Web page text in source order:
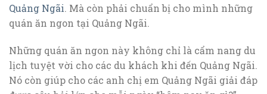
Quảng Ngãi. Mà còn phải chuẩn bị cho mình những
quán ăn ngon tại Quảng Ngãi.
Những quán ăn ngon này không chỉ là cẩm nang du
lịch tuyệt vời cho các du khách khi đến Quảng Ngãi.
Nó còn giúp cho các anh chị em Quảng Ngãi giải đáp